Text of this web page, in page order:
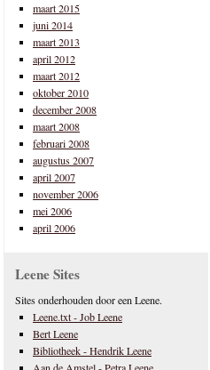
maart 2015
juni 2014
maart 2013
april 2012
maart 2012
oktober 2010
december 2008
maart 2008
februari 2008
augustus 2007
april 2007
november 2006
mei 2006
april 2006
Leene Sites
Sites onderhouden door een Leene.
Leene.txt - Job Leene
Bert Leene
Bibliotheek - Hendrik Leene